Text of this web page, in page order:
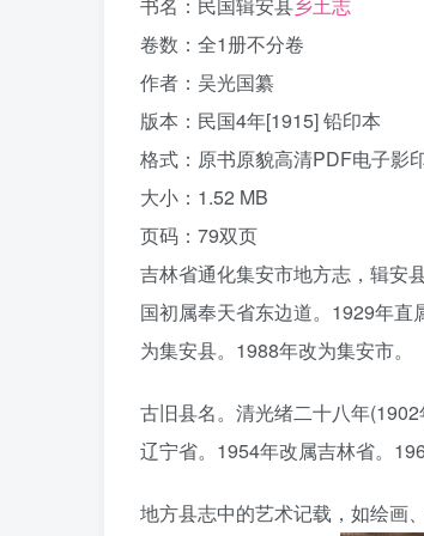
卷数：全1册不分卷
作者：吴光国纂
版本：民国4年[1915] 铅印本
格式：原书原貌高清PDF电子影
大小：1.52 MB
页码：79双页
吉林省通化集安市地方志，辑安
国初属奉天省东边道。1929年
为集安县。1988年改为集安市。
古旧县名。清光绪二十八年
辽宁省。1954年改属吉林省。
地方县志中的艺术记载，如绘画